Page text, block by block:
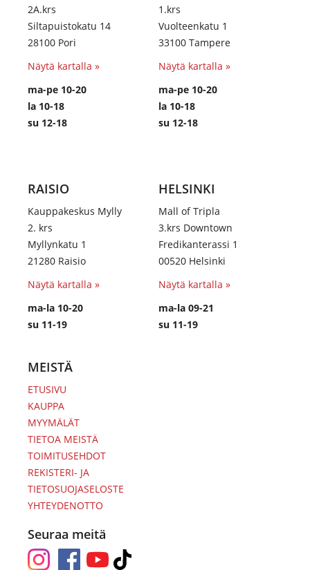
2A.krs
Siltapuistokatu 14
28100 Pori
Näytä kartalla »
ma-pe 10-20
la 10-18
su 12-18
1.krs
Vuolteenkatu 1
33100 Tampere
Näytä kartalla »
ma-pe 10-20
la 10-18
su 12-18
RAISIO
Kauppakeskus Mylly
2. krs
Myllynkatu 1
21280 Raisio
Näytä kartalla »
ma-la 10-20
su 11-19
HELSINKI
Mall of Tripla
3.krs Downtown
Fredikanterassi 1
00520 Helsinki
Näytä kartalla »
ma-la 09-21
su 11-19
MEISTÄ
ETUSIVU
KAUPPA
MYYMÄLÄT
TIETOA MEISTÄ
TOIMITUSEHDOT
REKISTERI- JA
TIETOSUOJASELOSTE
YHTEYDENOTTO
Seuraa meitä